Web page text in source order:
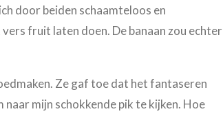
door beiden schaamteloos en
fruit laten doen. De banaan zou echter
Ze gaf toe dat het fantaseren
naar mijn schokkende pik te kijken. Hoe